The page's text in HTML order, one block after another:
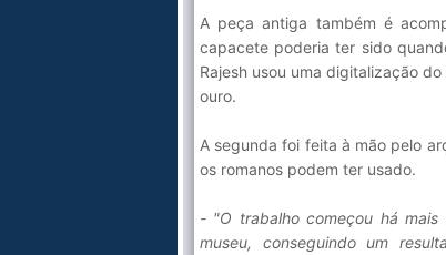
A peça antiga também é
capacete poderia ter sido
Rajesh usou uma digitalização
ouro.
A segunda foi feita à mão pelo
os romanos podem ter usado.
- "O trabalho começou há
museu, conseguindo um